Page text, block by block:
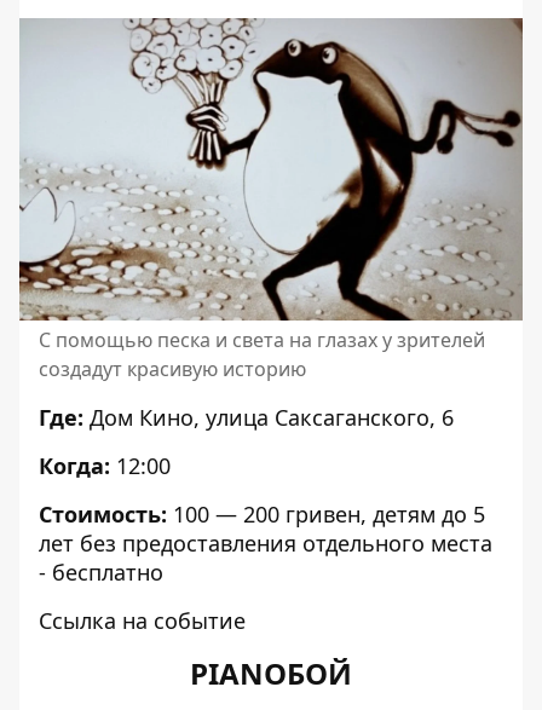
С помощью песка и света на глазах у зрителей
создадут красивую историю
Где: Дом Кино, улица Саксаганского, 6
Когда: 12:00
Стоимость: 100 — 200 гривен, детям до 5
лет без предоставления отдельного места
- бесплатно
Ссылка на событие
PIANOБОЙ